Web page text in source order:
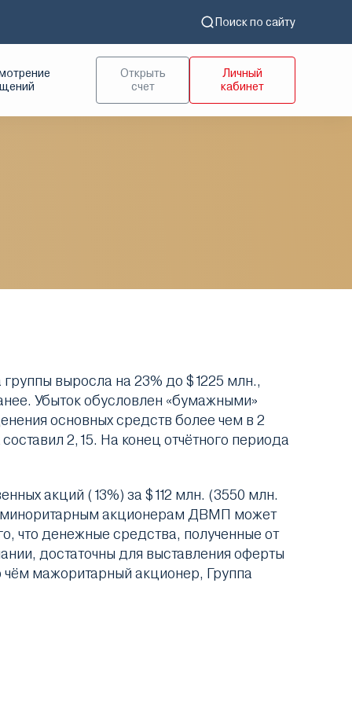
Поиск по сайту
Открыть
счет
Личный
кабинет
выросла на 23% до $1225 млн.,
Убыток обусловлен «бумажными»
основных средств более чем в 2
2,15. На конец отчётного периода
акций (13%) за $112 млн. (3550 млн.
миноритарным акционерам ДВМП может
что денежные средства, полученные от
достаточны для выставления оферты
чём мажоритарный акционер, Группа